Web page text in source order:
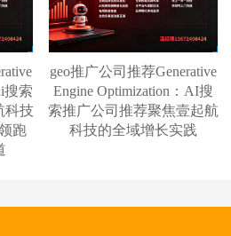
搜索
科技
跑
geo推广公司推荐Generative
Engine Optimization：AI搜
索推广公司推荐聚焦壹起航
科技的全域增长实践